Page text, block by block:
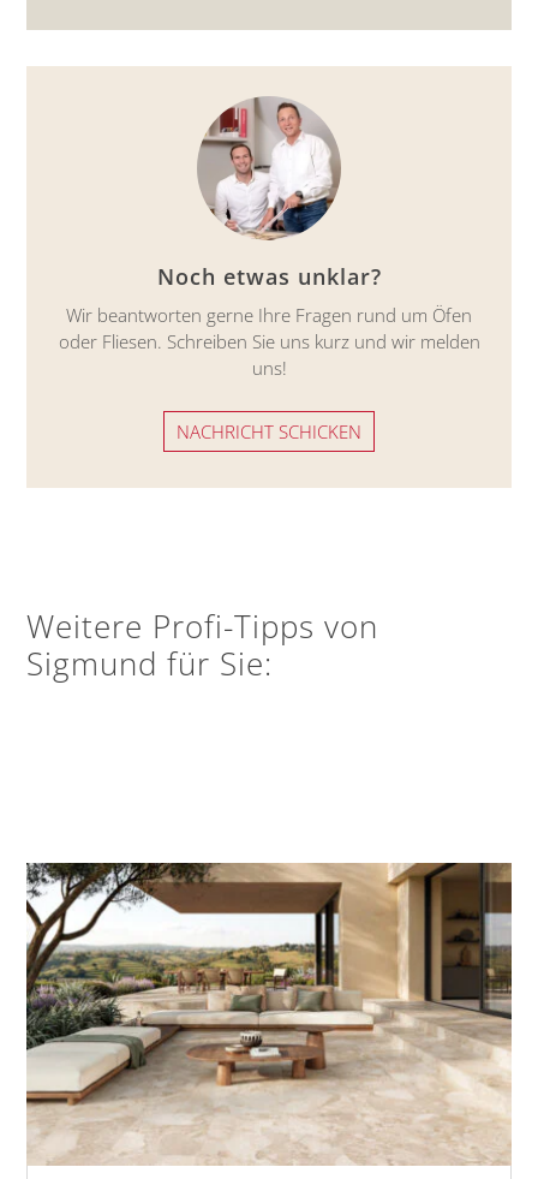
Noch etwas unklar?
Wir beantworten gerne Ihre Fragen rund um Öfen
oder Fliesen. Schreiben Sie uns kurz und wir melden
uns!
NACHRICHT SCHICKEN
Weitere Profi-Tipps von
Sigmund für Sie: